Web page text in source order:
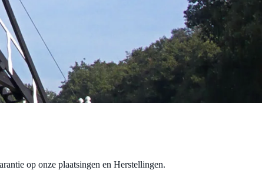
op onze plaatsingen en Herstellingen.